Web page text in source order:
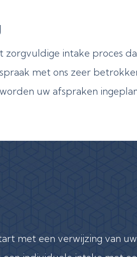
zorgvuldige intake proces
met ons zeer
uw afspraken
met een verwijzing van